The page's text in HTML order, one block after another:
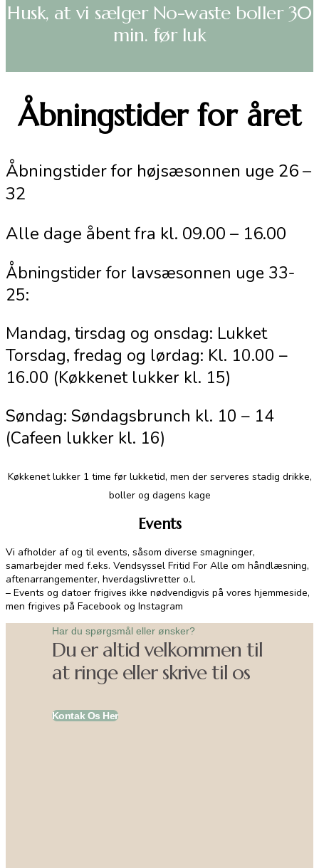
Husk, at vi sælger No-waste boller 30
min. før luk
Åbningstider for året
Åbningstider for højsæsonnen uge 26 –
32
Alle dage åbent fra kl. 09.00 – 16.00
Åbningstider for lavsæsonnen uge 33-
25:
Mandag, tirsdag og onsdag: Lukket
Torsdag, fredag og lørdag: Kl. 10.00 –
16.00 (Køkkenet lukker kl. 15)
Søndag: Søndagsbrunch kl. 10 – 14
(Cafeen lukker kl. 16)
Køkkenet lukker 1 time før lukketid, men der serveres stadig drikke,
boller og dagens kage
Events
Vi afholder af og til events, såsom diverse smagninger,
samarbejder med f.eks. Vendsyssel Fritid For Alle om håndlæsning,
aftenarrangementer, hverdagslivretter o.l.
– Events og datoer frigives ikke nødvendigvis på vores hjemmeside,
men frigives på Facebook og Instagram
Har du spørgsmål eller ønsker?
Du er altid velkommen til
at ringe eller skrive til os
Kontak Os Her